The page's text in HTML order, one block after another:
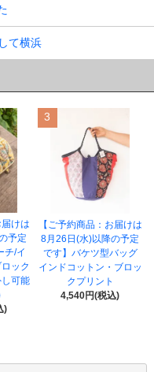
て横浜
届けは
予定
チ/イ
ック
可能
)
3
【ご予約商品：お届けは
8月26日(水)以降の予定
です】バケツ型バッグ
インドコットン・ブロッ
クプリント
4,540円(税込)